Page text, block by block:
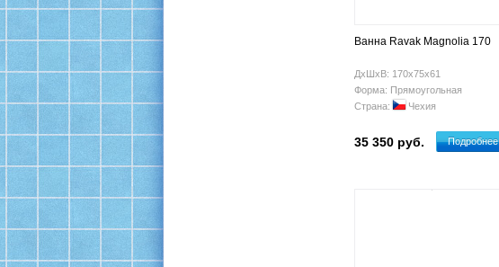
Ванна Ravak Magnolia 170
ДхШхВ: 170х75х61
Форма: Прямоугольная
Страна:
Чехия
35 350 руб. Подробнее